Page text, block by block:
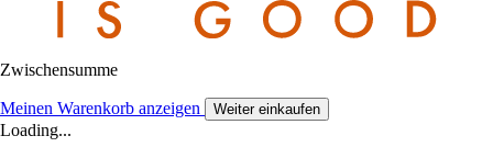
Zwischensumme
Meinen Warenkorb anzeigen Weiter einkaufen
Loading...